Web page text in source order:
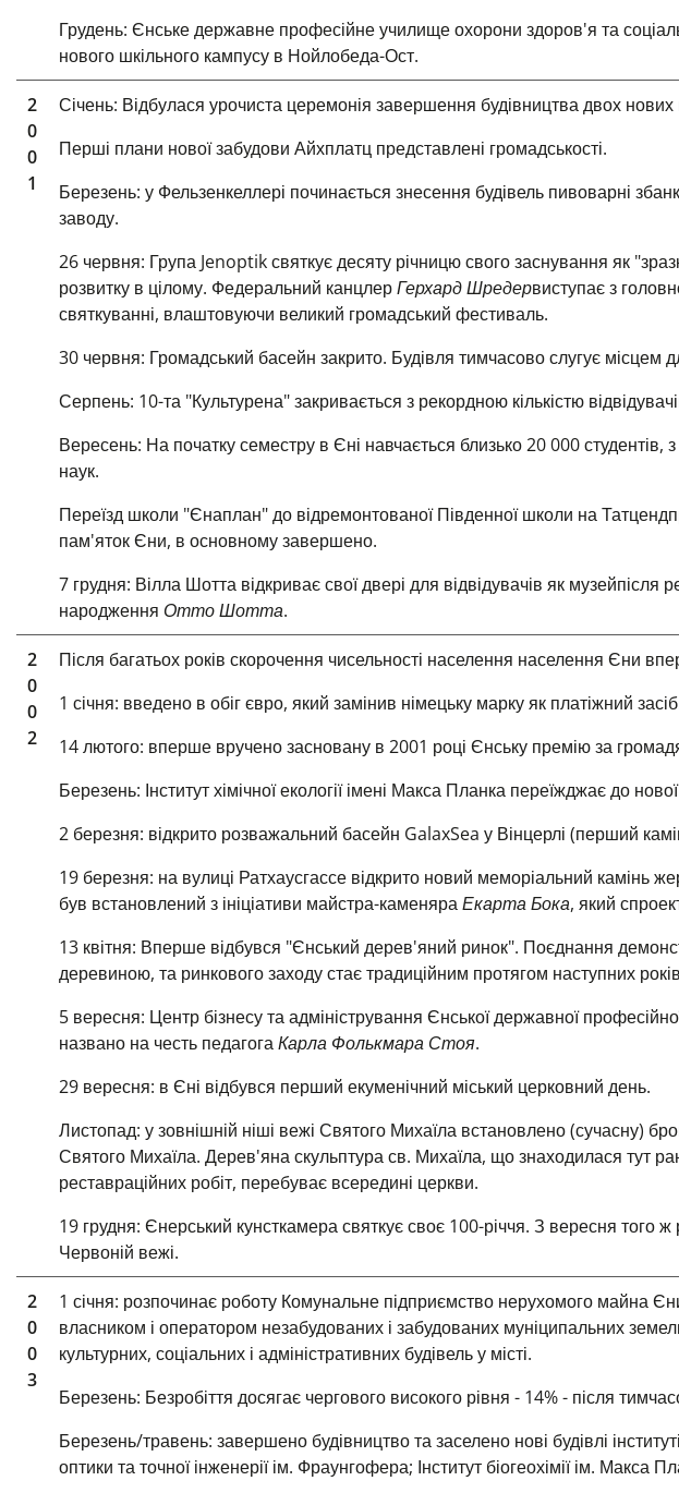
Грудень: Єнське державне професійне училище охорони здоров'я та
нового шкільного кампусу в Нойлобеда-Ост.
2
0
0
1
Січень: Відбулася урочиста церемонія завершення будівництва двох
Перші плани нової забудови Айхплатц представлені громадськості.
Березень: у Фельзенкеллері починається знесення будівель пивоварні
заводу.
26 червня: Група Jenoptik святкує десяту річницю свого заснування як
розвитку в цілому. Федеральний канцлерГерхард Шредервиступає з
святкуванні, влаштовуючи великий громадський фестиваль.
30 червня: Громадський басейн закрито. Будівля тимчасово слугує місцем
Серпень: 10-та "Культурена" закривається з рекордною кількістю
Вересень: На початку семестру в Єні навчається близько 20 000 студентів,
наук.
Переїзд школи "Єнаплан" до відремонтованої Південної школи на
пам'яток Єни, в основному завершено.
7 грудня: Вілла Шотта відкриваєсвої двері для відвідувачів як музейпісля
народження Отто Шотта.
2
0
0
2
Після багатьох років скорочення чисельності населення населення Єни
1 січня: введено в обіг євро, який замінив німецьку марку як платіжний
14 лютого: вперше вручено засновану в 2001 році Єнську премію за
Березень: Інститут хімічної екології імені Макса Планка переїжджає до
2 березня: відкрито розважальний басейн GalaxSea у Вінцерлі (перший
19 березня: на вулиці Ратхаусгассе відкрито новий меморіальний камінь
був встановлений з ініціативи майстра-каменяраЕкарта Бока, який
13 квітня: Вперше відбувся "Єнський дерев'яний ринок". Поєднання
деревиною, та ринкового заходу стає традиційним протягом наступних
5 вересня: Центр бізнесу та адміністрування Єнської державної
названо на честь педагогаКарла Фолькмара Стоя.
29 вересня: в Єні відбувся перший екуменічний міський церковний день.
Листопад: у зовнішній ніші вежі Святого Михаїла встановлено (сучасну)
Святого Михаїла. Дерев'яна скульптура св. Михаїла, що знаходилася тут
реставраційних робіт, перебуває всередині церкви.
19 грудня: Єнерський кунсткамера святкує своє 100-річчя. З вересня того
Червоній вежі.
2
0
0
3
1 січня: розпочинає роботу Комунальне підприємство нерухомого майна
власником і оператором незабудованих і забудованих муніципальних
культурних, соціальних і адміністративних будівель у місті.
Березень: Безробіття досягає чергового високого рівня - 14% - після
Березень/травень: завершено будівництво та заселено нові будівлі
оптики та точної інженерії ім. Фраунгофера; Інститут біогеохімії ім. Макса